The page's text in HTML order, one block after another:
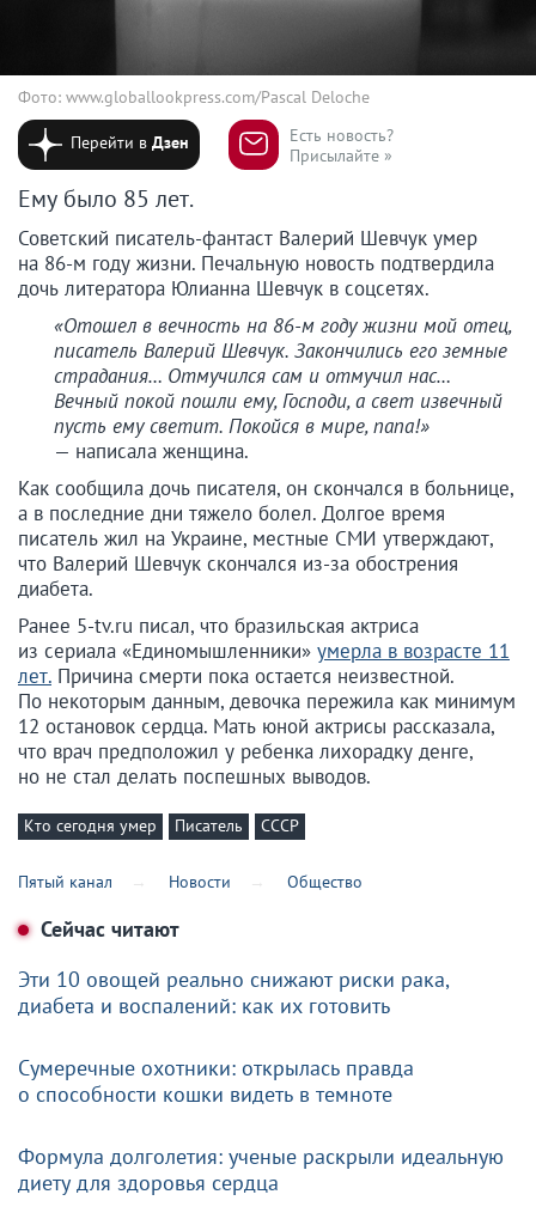
Фото: www.globallookpress.com/Pascal Deloche
Перейти вДзен
Есть новость?
Присылайте »
Ему было 85 лет.
Советский писатель-фантаст Валерий Шевчук умер
на 86-м году жизни. Печальную новость подтвердила
дочь литератора Юлианна Шевчук в соцсетях.
«Отошел в вечность на 86-м году жизни мой отец,
писатель Валерий Шевчук. Закончились его земные
страдания… Отмучился сам и отмучил нас…
Вечный покой пошли ему, Господи, а свет извечный
пусть ему светит. Покойся в мире, папа!»
— написала женщина.
Как сообщила дочь писателя, он скончался в больнице,
а в последние дни тяжело болел. Долгое время
писатель жил на Украине, местные СМИ утверждают,
что Валерий Шевчук скончался из-за обострения
диабета.
Ранее 5-tv.ru писал, что бразильская актриса
из сериала «Единомышленники» умерла в возрасте 11
лет. Причина смерти пока остается неизвестной.
По некоторым данным, девочка пережила как минимум
12 остановок сердца. Мать юной актрисы рассказала,
что врач предположил у ребенка лихорадку денге,
но не стал делать поспешных выводов.
Кто сегодня умер Писатель СССР
Пятый канал Новости Общество
Сейчас читают
Эти 10 овощей реально снижают риски рака,
диабета и воспалений: как их готовить
Сумеречные охотники: открылась правда
о способности кошки видеть в темноте
Формула долголетия: ученые раскрыли идеальную
диету для здоровья сердца